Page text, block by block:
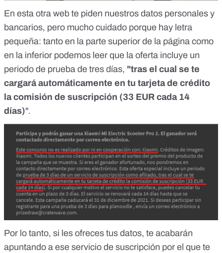
En esta otra web te piden nuestros datos personales y
bancarios, pero mucho cuidado porque hay letra
pequeña: tanto en la parte superior de la página como
en la inferior podemos leer que la oferta incluye un
periodo de prueba de tres días, "tras el cual se te
cargará automáticamente en tu tarjeta de crédito
la comisión de suscripción (33 EUR cada 14
días)".
Por lo tanto, si les ofreces tus datos, te acabarán
apuntando a ese servicio de suscripción por el que te